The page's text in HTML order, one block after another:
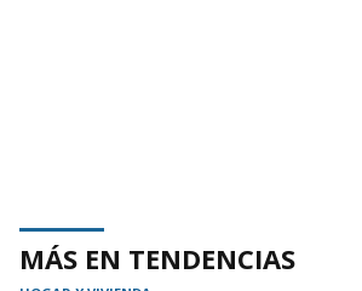
MÁS EN TENDENCIAS